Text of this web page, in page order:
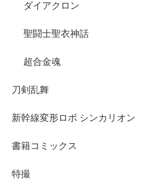
ダイアクロン
聖闘士聖衣神話
超合金魂
刀剣乱舞
新幹線変形ロボ シンカリオン
書籍コミックス
特撮